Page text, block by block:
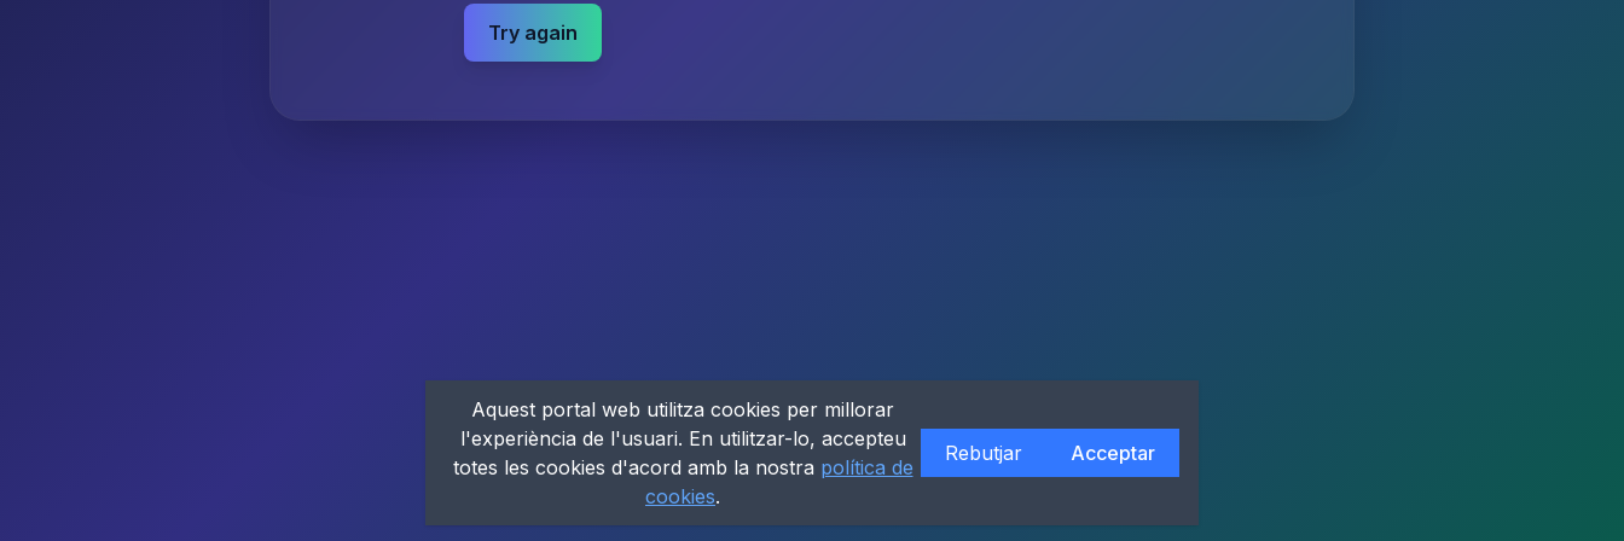
Try again
Aquest portal web utilitza cookies per millorar
l'experiència de l'usuari. En utilitzar-lo, accepteu
totes les cookies d'acord amb la nostra política de
cookies.
Rebutjar Acceptar